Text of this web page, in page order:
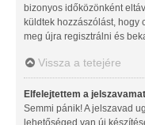
bizonyos időközönként
küldtek hozzászólást, hogy
meg újra regisztrálni és
Vissza a tetejére
Elfelejtettem a
Semmi pánik! A jelszavad
lehetőséged van új